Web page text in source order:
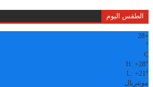
الطقس اليوم
+
28
°
C
H:+28°
L:+21°
مونتريال